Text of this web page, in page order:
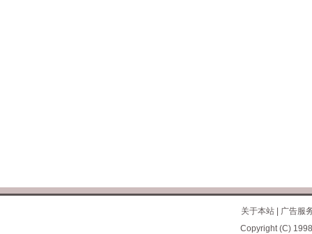
关于本站|
广告服
Copyright (C)